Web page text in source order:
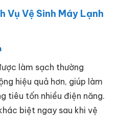
Vụ Vệ Sinh Máy Lạnh
làm sạch thường
hiệu quả hơn, giúp làm
tiêu tốn nhiều điện năng.
biệt ngay sau khi vệ